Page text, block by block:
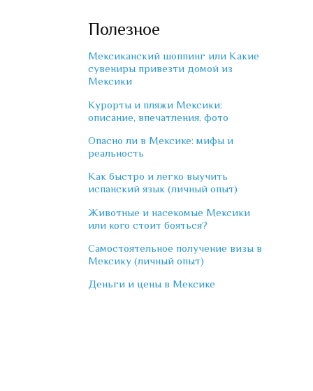
Полезное
Мексиканский шоппинг или Какие
сувениры привезти домой из
Мексики
Курорты и пляжи Мексики:
описание, впечатления, фото
Опасно ли в Мексике: мифы и
реальность
Как быстро и легко выучить
испанский язык (личный опыт)
Животные и насекомые Мексики
или кого стоит бояться?
Самостоятельное получение визы в
Мексику (личный опыт)
Деньги и цены в Мексике